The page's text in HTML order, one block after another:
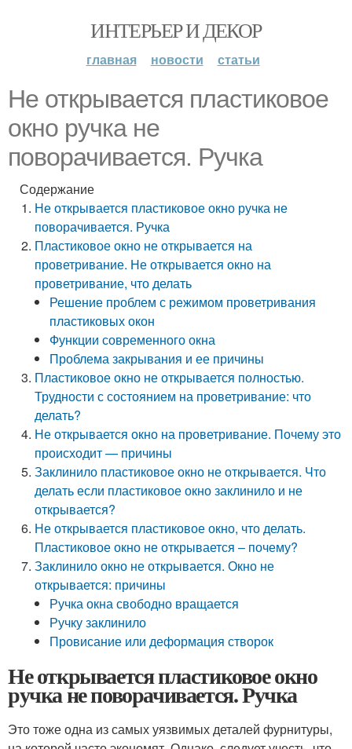
ИНТЕРЬЕР И ДЕКОР
главная новости статьи
Не открывается пластиковое
окно ручка не
поворачивается. Ручка
Содержание
Не открывается пластиковое окно ручка не
поворачивается. Ручка
Пластиковое окно не открывается на
проветривание. Не открывается окно на
проветривание, что делать
Решение проблем с режимом проветривания
пластиковых окон
Функции современного окна
Проблема закрывания и ее причины
Пластиковое окно не открывается полностью.
Трудности с состоянием на проветривание: что
делать?
Не открывается окно на проветривание. Почему это
происходит — причины
Заклинило пластиковое окно не открывается. Что
делать если пластиковое окно заклинило и не
открывается?
Не открывается пластиковое окно, что делать.
Пластиковое окно не открывается – почему?
Заклинило окно не открывается. Окно не
открывается: причины
Ручка окна свободно вращается
Ручку заклинило
Провисание или деформация створок
Не открывается пластиковое окно
ручка не поворачивается. Ручка
Это тоже одна из самых уязвимых деталей фурнитуры,